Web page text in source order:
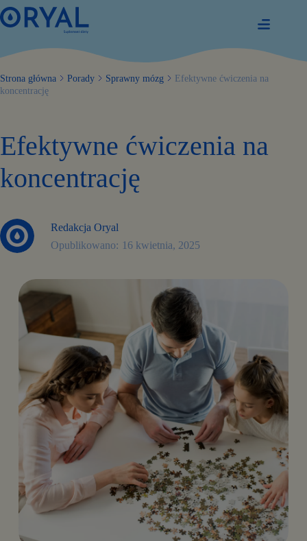
Przejdź
do
treści
Strona główna Porady Sprawny mózg
Efektywne ćwiczenia na
koncentrację
Efektywne ćwiczenia na
koncentrację
Redakcja Oryal
16 kwietnia, 2025